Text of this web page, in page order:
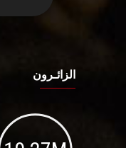
الزائـرون